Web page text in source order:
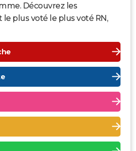
Découvrez les
plus voté le plus voté RN,